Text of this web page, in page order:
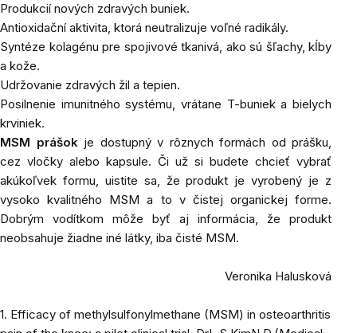
Produkcií nových zdravých buniek.
Antioxidační aktivita, ktorá neutralizuje voľné radikály.
Syntéze kolagénu pre spojivové tkanivá, ako sú šľachy, kĺby
a kože.
Udržovanie zdravých žil a tepien.
Posilnenie imunitného systému, vrátane T-buniek a bielych
krviniek.
MSM prášok je dostupný v rôznych formách od prášku,
cez vločky alebo kapsule. Či už si budete chcieť vybrať
akúkoľvek formu, uistite sa, že produkt je vyrobený je z
vysoko kvalitného MSM a to v čistej organickej forme.
Dobrým vodítkom môže byť aj informácia, že produkt
neobsahuje žiadne iné látky, iba čisté MSM.
Veronika Halusková
1. Efficacy of methylsulfonylmethane (MSM) in osteoarthritis